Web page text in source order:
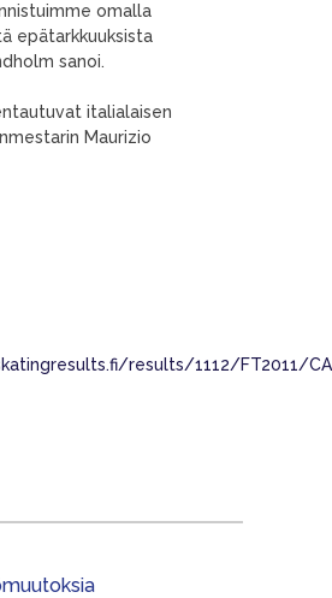
omalla
epätarkkuuksista
sanoi.
italialaisen
Maurizio
results/1112/FT2011/